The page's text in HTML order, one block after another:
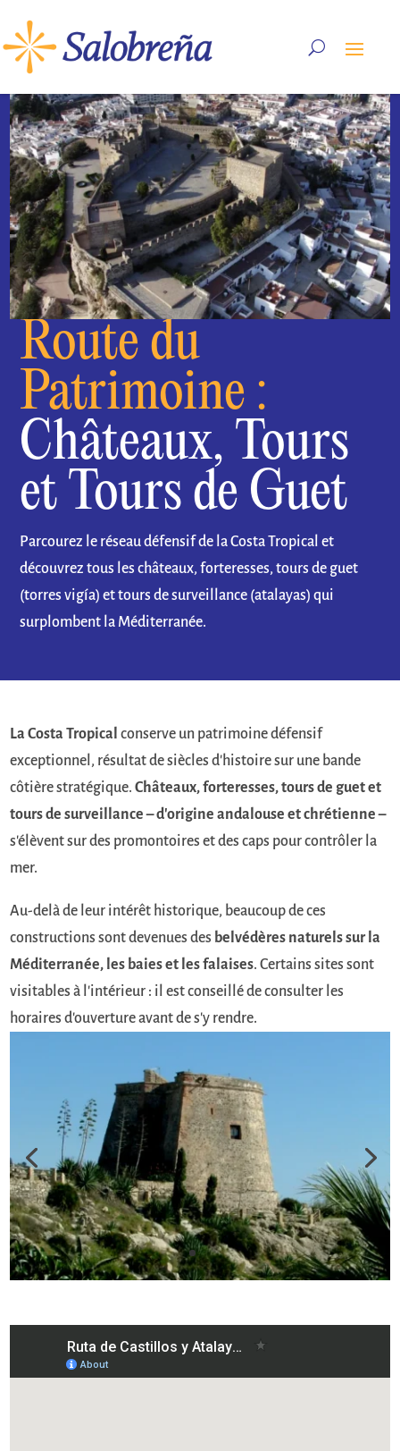
Route du
Patrimoine :
Châteaux, Tours
et Tours de Guet
Parcourez le réseau défensif de la Costa Tropical et
découvrez tous les châteaux, forteresses, tours de guet
(torres vigía) et tours de surveillance (atalayas) qui
surplombent la Méditerranée.
La Costa Tropical conserve un patrimoine défensif
exceptionnel, résultat de siècles d'histoire sur une bande
côtière stratégique.Châteaux, forteresses, tours de guet et
tours de surveillance – d'origine andalouse et chrétienne –
s'élèvent sur des promontoires et des caps pour contrôler la
mer.
Au-delà de leur intérêt historique, beaucoup de ces
constructions sont devenues des belvédères naturels sur la
Méditerranée, les baies et les falaises. Certains sites sont
visitables à l'intérieur : il est conseillé de consulter les
horaires d'ouverture avant de s'y rendre.